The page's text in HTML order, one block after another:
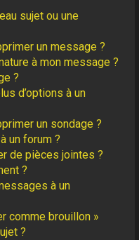
sujet ou une
un message ?
à mon message ?
?
d’options à un
un sondage ?
un forum ?
de pièces jointes ?
?
à un
comme brouillon »
?